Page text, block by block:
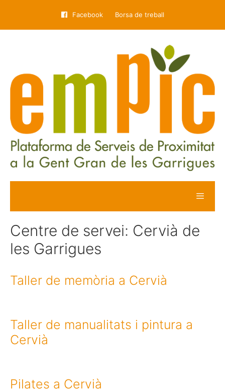
Facebook Borsa de treball
Centre de servei: Cervià de
les Garrigues
Taller de memòria a Cervià
Taller de manualitats i pintura a
Cervià
Pilates a Cervià